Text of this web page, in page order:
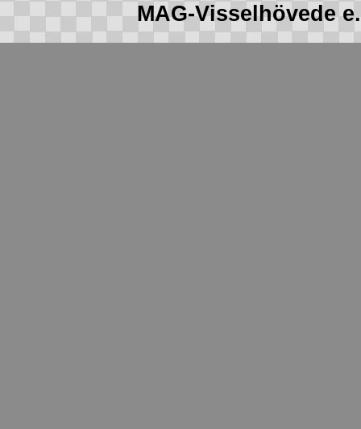
MAG-Visselhövede